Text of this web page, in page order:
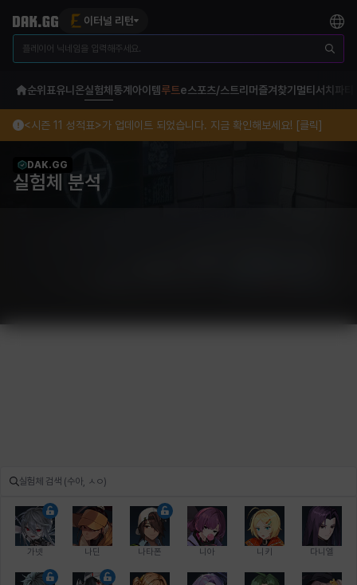
이터널 리턴
순위표유니온실험체 통계 아이템루트e스포츠/스트리머 즐겨찾기 멀티서치 파티
<시즌 11 성적표>가 업데이트 되었습니다. 지금 확인해보세요! [클릭]
DAK.GG
실험체 분석
가넷 나딘 나타폰 니아 니키 다니엘